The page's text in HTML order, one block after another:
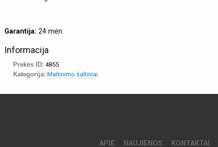
Garantija: 24 mėn.
Informacija
Prekės ID: 4855
Kategorija: Maitinimo šaltiniai
APIE NAUJIENOS KONTAKTAI